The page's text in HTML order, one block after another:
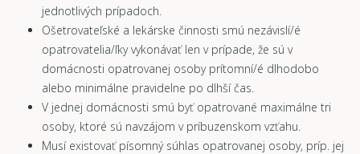
jednotlivých prípadoch.
Ošetrovateľské a lekárske činnosti smú nezávislí/é
opatrovatelia/ľky vykonávať len v prípade, že sú v
domácnosti opatrovanej osoby prítomní/é dlhodobo
alebo minimálne pravidelne po dlhší čas.
V jednej domácnosti smú byť opatrované maximálne tri
osoby, ktoré sú navzájom v príbuzenskom vzťahu.
Musí existovať písomný súhlas opatrovanej osoby, príp. jej